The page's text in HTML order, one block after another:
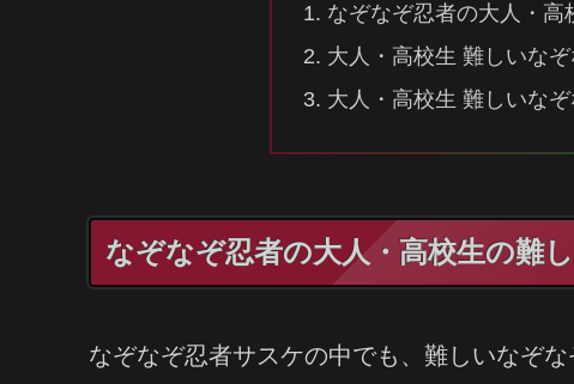
なぞなぞ忍者の大人・高
大人・高校生 難しいな
大人・高校生 難しいな
なぞなぞ忍者の大人・高校生の難
なぞなぞ忍者サスケの中でも、難しいなぞ